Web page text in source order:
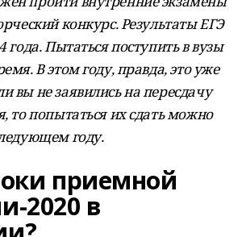
конкурс. Результаты ЕГЭ
года. Пытаться поступить в вузы
В этом году, правда, это уже
вы не заявились на пересдачу
то попытаться их сдать можно
году.
приемной
2020 в